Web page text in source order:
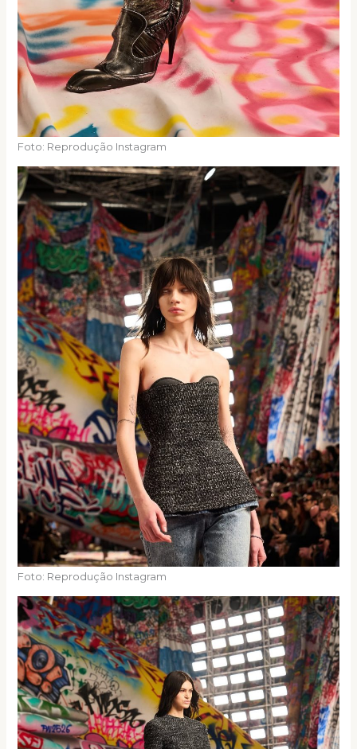
Foto: Reprodução Instagram
Foto: Reprodução Instagram